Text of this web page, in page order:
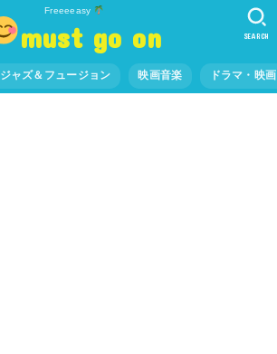
Freeeeasy
must go on
ジャズ＆フュージョン 映画音楽 ドラマ・映
SEARCH